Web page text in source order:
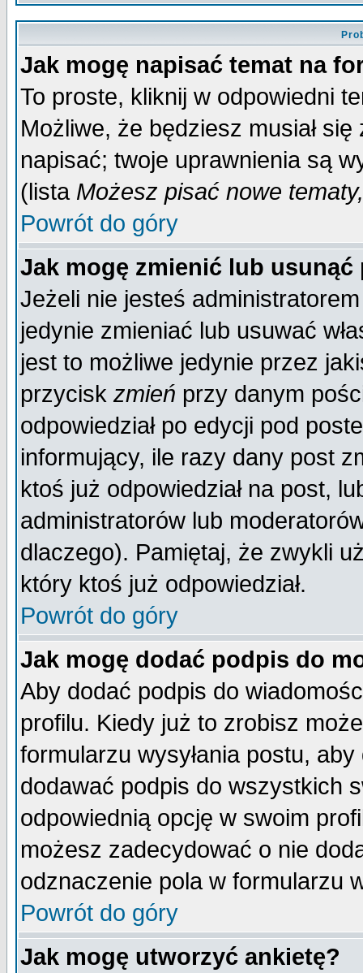
Jak mogę napisać temat na
To proste, kliknij w odpowiedni
Możliwe, że będziesz musiał
napisać; twoje uprawnienia są
(lista Możesz pisać nowe
Powrót do góry
Jak mogę zmienić lub usunąć
Jeżeli nie jesteś
jedynie zmieniać lub usuwać
jest to możliwe jedynie przez
przycisk zmień przy danym
odpowiedział po edycji pod
informujący, ile razy dany post
ktoś już odpowiedział na post,
administratorów lub
dlaczego). Pamiętaj, że zwykli
który ktoś już odpowiedział.
Powrót do góry
Jak mogę dodać podpis do
Aby dodać podpis do
profilu. Kiedy już to zrobisz
formularzu wysyłania postu,
dodawać podpis do wszystkich
odpowiednią opcję w swoim
możesz zadecydować o nie
odznaczenie pola w formularzu
Powrót do góry
Jak mogę utworzyć ankietę?